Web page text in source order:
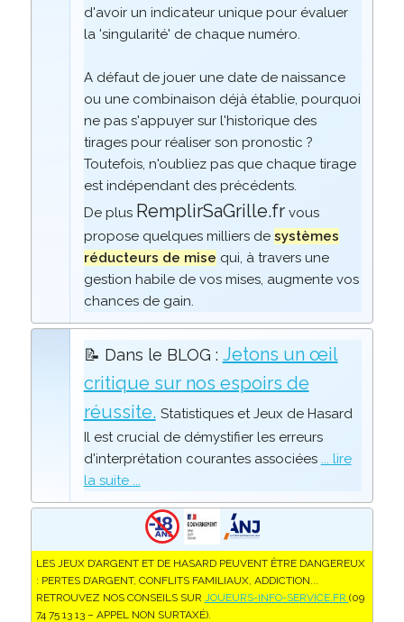
d'avoir un indicateur unique pour évaluer
la 'singularité' de chaque numéro.
A défaut de jouer une date de naissance
ou une combinaison déjà établie, pourquoi
ne pas s'appuyer sur l'historique des
tirages pour réaliser son pronostic ?
Toutefois, n'oubliez pas que chaque tirage
est indépendant des précédents.
De plus RemplirSaGrille.frvous
propose quelques milliers de systèmes
réducteurs de mise qui, à travers une
gestion habile de vos mises, augmente vos
chances de gain.
📝 Dans le BLOG : Jetons un œil
critique sur nos espoirs de
réussite. Statistiques et Jeux de Hasard
Il est crucial de démystifier les erreurs
d'interprétation courantes associées ... lire
la suite ...
LES JEUX D’ARGENT ET DE HASARD PEUVENT ÊTRE DANGEREUX
: PERTES D’ARGENT, CONFLITS FAMILIAUX, ADDICTION...
RETROUVEZ NOS CONSEILS SUR JOUEURS-INFO-SERVICE.FR (09
74 75 13 13 – APPEL NON SURTAXÉ).